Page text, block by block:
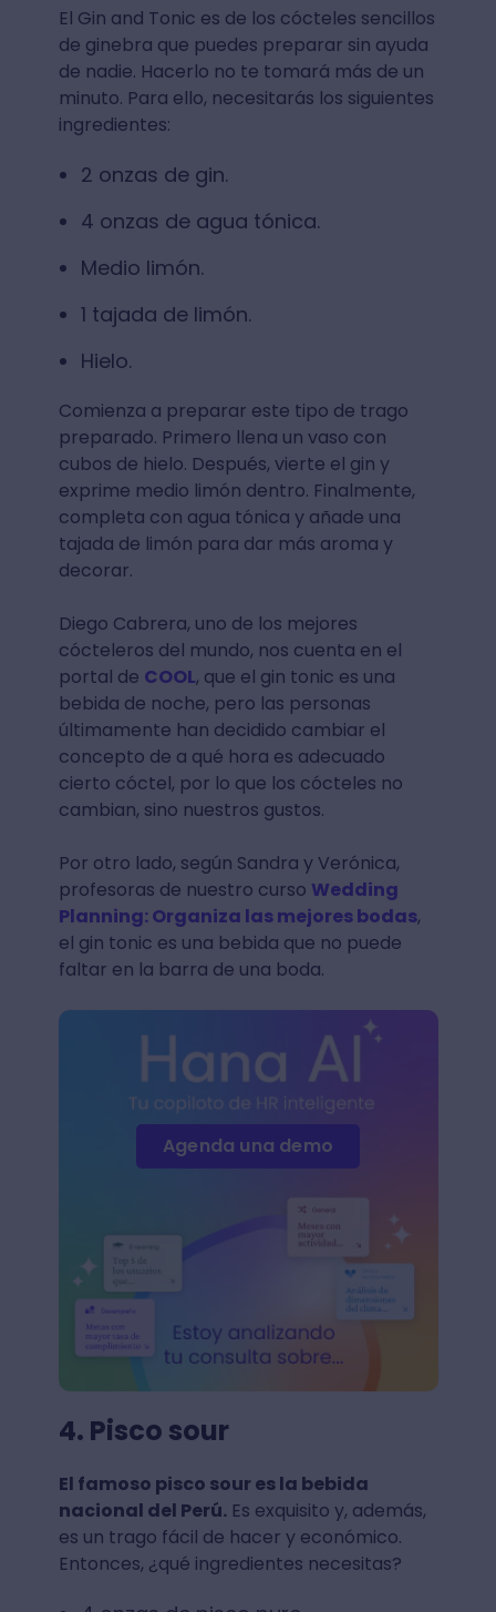
El Gin and Tonic es de los cócteles sencillos
de ginebra que puedes preparar sin ayuda
de nadie. Hacerlo no te tomará más de un
minuto. Para ello, necesitarás los siguientes
ingredientes:
2 onzas de gin⁣.
4 onzas de agua tónica⁣.
Medio limón⁣.
1 tajada de limón⁣.
Hielo⁣.
Comienza a preparar este tipo de trago
preparado. Primero llena un vaso con
cubos de hielo. Después, vierte el gin y
exprime medio limón dentro. Finalmente,
completa con agua tónica y añade una
tajada de limón para dar más aroma y
decorar.
Diego Cabrera, uno de los mejores
cócteleros del mundo, nos cuenta en el
portal de COOL, que el gin tonic es una
bebida de noche, pero las personas
últimamente han decidido cambiar el
concepto de a qué hora es adecuado
cierto cóctel, por lo que los cócteles no
cambian, sino nuestros gustos.
Por otro lado, según Sandra y Verónica,
profesoras de nuestro curso Wedding
Planning: Organiza las mejores bodas,
el gin tonic es una bebida que no puede
faltar en la barra de una boda.
Agenda una demo
4. Pisco sour
El famoso pisco sour es la bebida
nacional del Perú.Es exquisito y, además,
es un trago fácil de hacer y económico⁣.
Entonces, ¿qué ingredientes necesitas?